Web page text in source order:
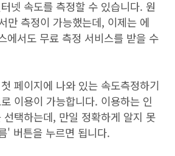
넷 속도를 측정할 수 있습니다. 원
만 측정이 가능했는데, 이제는 에
에서도 무료 측정 서비스를 받을 수
페이지에 나와 있는 속도측정하기
이용이 가능합니다. 이용하는 인
선택하는데, 만일 정확하게 알지 못
' 버튼을 누르면 됩니다.